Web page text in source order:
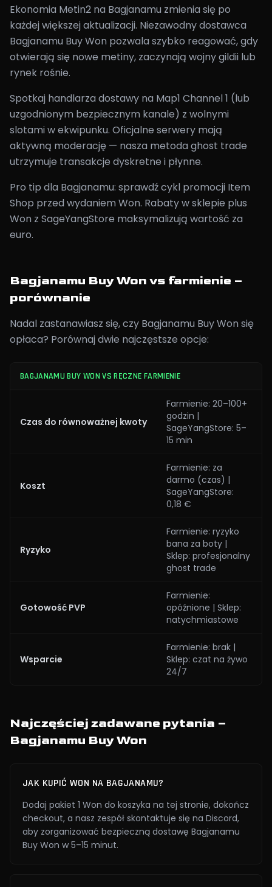
Ekonomia Metin2 na Bagjanamu zmienia się po
każdej większej aktualizacji. Niezawodny dostawca
Bagjanamu Buy Won pozwala szybko reagować, gdy
otwierają się nowe metiny, zaczynają wojny gildii lub
rynek rośnie.
Spotkaj handlarza dostawy na Map1 Channel 1 (lub
uzgodnionym bezpiecznym kanale) z wolnymi
slotami w ekwipunku. Oficjalne serwery mają
aktywną moderację — nasza metoda ghost trade
utrzymuje transakcje dyskretne i płynne.
Pro tip dla Bagjanamu: sprawdź cykl promocji Item
Shop przed wydaniem Won. Rabaty w sklepie plus
Won z SageYangStore maksymalizują wartość za
euro.
Bagjanamu Buy Won vs farmienie –
porównanie
Nadal zastanawiasz się, czy Bagjanamu Buy Won się
opłaca? Porównaj dwie najczęstsze opcje:
BAGJANAMU BUY WON VS RĘCZNE FARMIENIE
Czas do równoważnej kwoty
Farmienie: 20–100+
godzin |
SageYangStore: 5–
15 min
Koszt
Farmienie: za
darmo (czas) |
SageYangStore:
0,18 €
Ryzyko
Farmienie: ryzyko
bana za boty |
Sklep: profesjonalny
ghost trade
Gotowość PVP
Farmienie:
opóźnione | Sklep:
natychmiastowe
Wsparcie
Farmienie: brak |
Sklep: czat na żywo
24/7
Najczęściej zadawane pytania –
Bagjanamu Buy Won
JAK KUPIĆ WON NA BAGJANAMU?
Dodaj pakiet 1 Won do koszyka na tej stronie, dokończ
checkout, a nasz zespół skontaktuje się na Discord,
aby zorganizować bezpieczną dostawę Bagjanamu
Buy Won w 5–15 minut.